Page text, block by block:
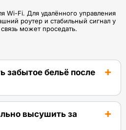
Wi-Fi. Для удалённого управления
роутер и стабильный сигнал у
может проседать.
забытое бельё после
высушить за